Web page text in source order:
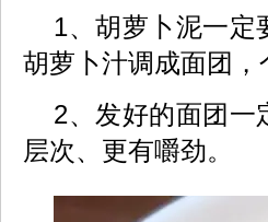
1、胡萝卜泥一定
胡萝卜汁调成面团
2、发好的面团一
层次、更有嚼劲。